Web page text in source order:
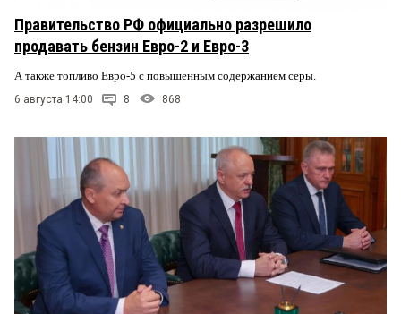
Правительство РФ официально разрешило
продавать бензин Евро-2 и Евро-3
А также топливо Евро-5 с повышенным содержанием серы.
6 августа 14:00 8 868